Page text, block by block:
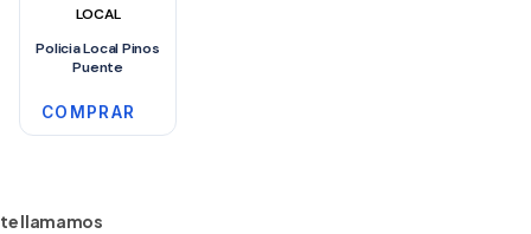
LOCAL
Policia Local Pinos
Puente
COMPRAR
te llamamos